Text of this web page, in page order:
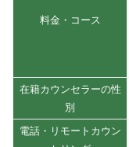
料金・コース
在籍カウンセラーの性
別
電話・リモートカウン